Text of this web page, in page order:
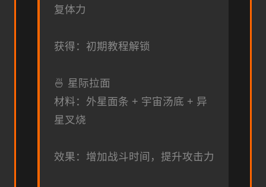
复体力
获得：初期教程解锁
🍜 星际拉面
材料：外星面条 + 宇宙汤底 + 异
星叉烧
效果：增加战斗时间，提升攻击力